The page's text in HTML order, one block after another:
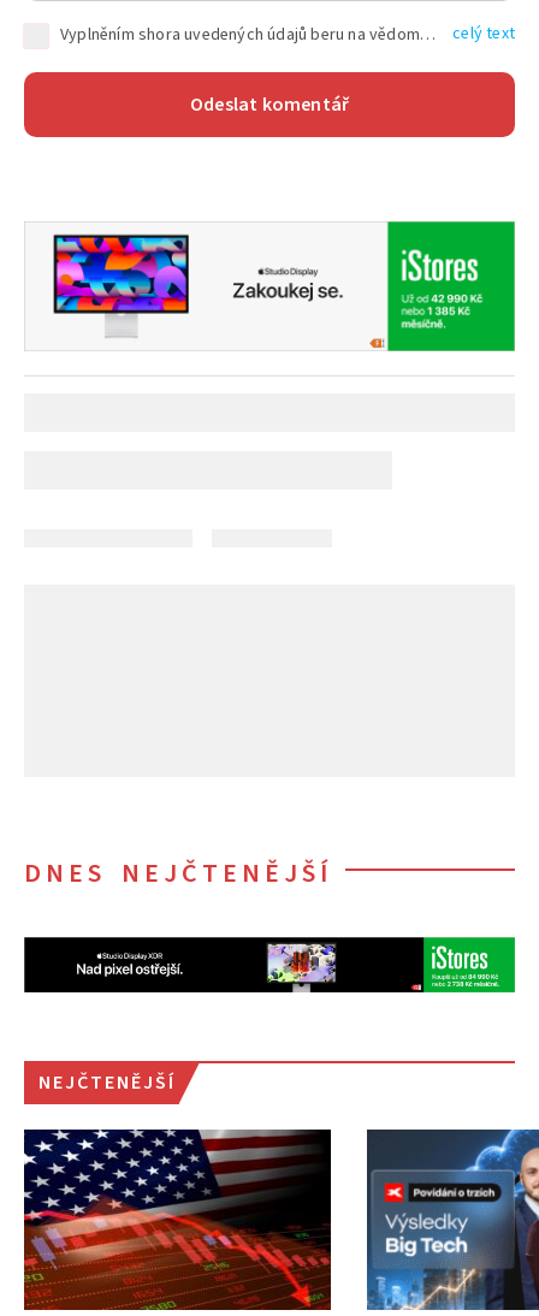
Vyplněním shora uvedených údajů beru na vědomí, že společnost TEXT FACTORY s.r.o., sídlem Brno, Durďákova 336/29, Černá Pole, PSČ: 613 00, IČ: 06157831, zapsané u Krajského soudu v Brně, oddíl C, vložka 100399, bude zpracovávat mé osobní údaje uvedené v rámci mnou vyplněného registračního formuláře na základě oprávněných zájmů TEXT FACTORY s.r.o. dle čl. 6 odst. 1 písm. f) GDPR a pro splnění právních povinností (čl. 6 odst. 1 písm. c) GDPR), a to pro tyto účely: nezbytnost zajistit oprávnění návštěvníka webových stránek provozovaných společností TEXT FACTORY s.r.o. přispívat aktivně ke zveřejněným článkům nebo v rámci diskusních fór a výkon práv TEXT FACTORY s.r.o. jako administrátora těchto diskusních fór. Více informací o zpracování osobních údajů a právech lze nalézt v celý text
DNES NEJČTENĚJŠÍ
NEJČTENĚJŠÍ